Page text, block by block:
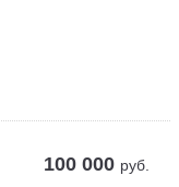
100 000 руб.